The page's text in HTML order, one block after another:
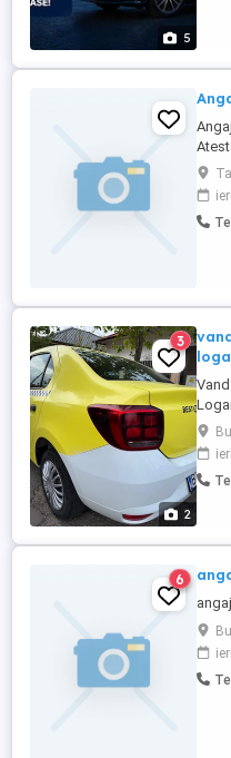
5
disp
2
3
6